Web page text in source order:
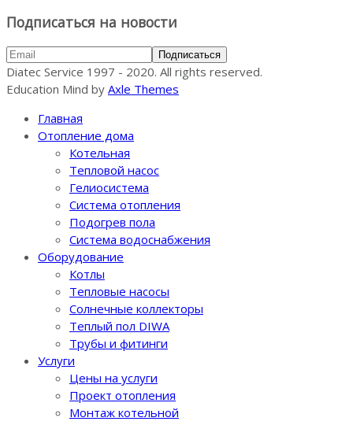
Подписаться на новости
Diatec Service 1997 - 2020. All rights reserved.
Education Mind by Axle Themes
Главная
Отопление дома
Котельная
Тепловой насос
Гелиосистема
Система отопления
Подогрев пола
Система водоснабжения
Оборудование
Котлы
Тепловые насосы
Солнечные коллекторы
Теплый пол DIWA
Трубы и фитинги
Услуги
Цены на услуги
Проект отопления
Монтаж котельной